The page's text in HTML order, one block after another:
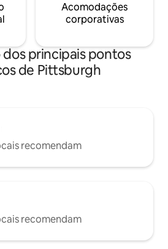
Acomodações
corporativas
principais pontos
de Pittsburgh
recomendam
recomendam